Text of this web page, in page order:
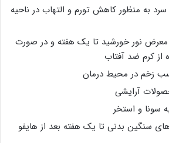
به منظور کاهش تورم و التهاب در ناحیه
معرض نور خورشید تا یک هفته و در صورت
از کرم ضد آفتاب
زخم در محیط درمان
آرایشی
سونا و استخر
سنگین بدنی تا یک هفته بعد از هایفو